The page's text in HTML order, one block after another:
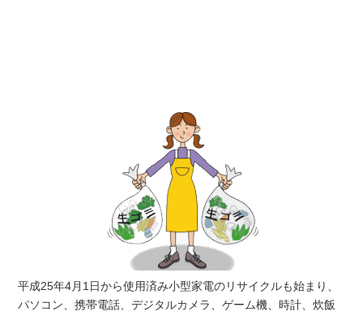
平成25年4月1日から使用済み小型家電のリサイクルも始まり、
パソコン、携帯電話、デジタルカメラ、ゲーム機、時計、炊飯